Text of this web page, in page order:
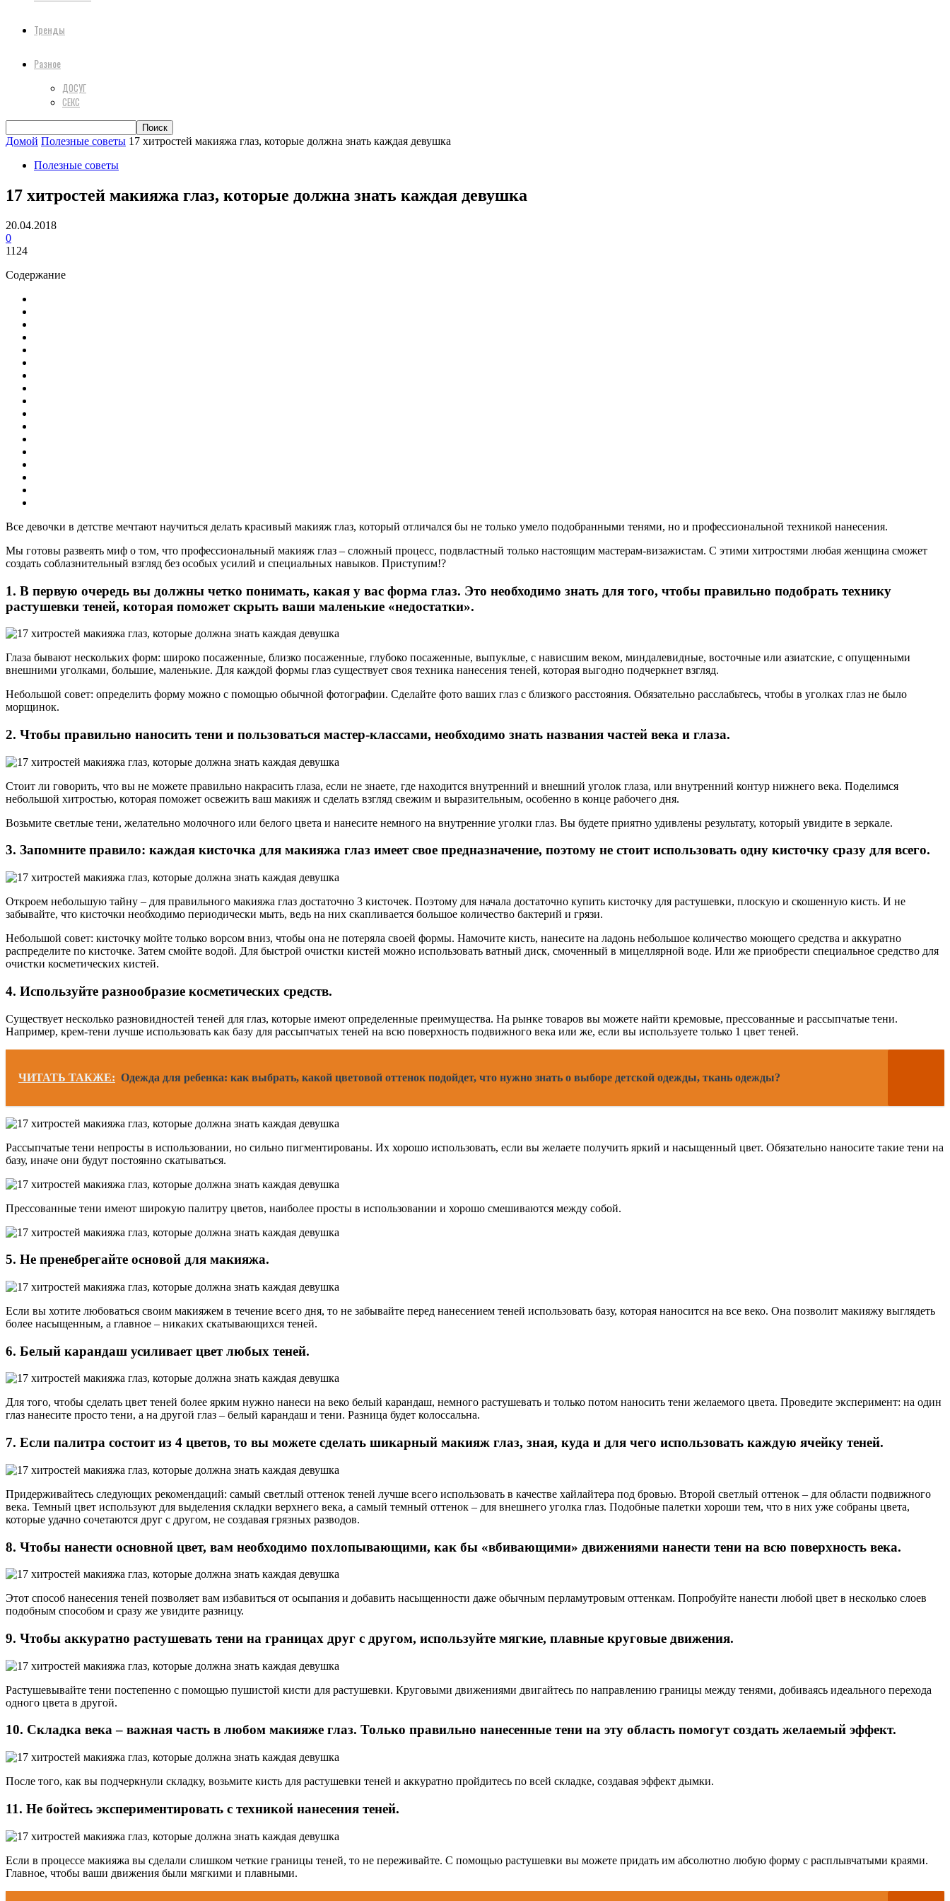
Тренды
Разное
ДОСУГ
СЕКС
Домой Полезные советы 17 хитростей макияжа глаз, которые должна знать каждая девушка
Полезные советы
17 хитростей макияжа глаз, которые должна знать каждая девушка
20.04.2018
0
1124
Содержание
Все девочки в детстве мечтают научиться делать красивый макияж глаз, который отличался бы не только умело подобранными тенями, но и профессиональной техникой нанесения.
Мы готовы развеять миф о том, что профессиональный макияж глаз – сложный процесс, подвластный только настоящим мастерам-визажистам. С этими хитростями любая женщина сможет
создать соблазнительный взгляд без особых усилий и специальных навыков. Приступим!?
1. В первую очередь вы должны четко понимать, какая у вас форма глаз. Это необходимо знать для того, чтобы правильно подобрать технику
растушевки теней, которая поможет скрыть ваши маленькие «недостатки».
Глаза бывают нескольких форм: широко посаженные, близко посаженные, глубоко посаженные, выпуклые, с нависшим веком, миндалевидные, восточные или азиатские, с опущенными
внешними уголками, большие, маленькие. Для каждой формы глаз существует своя техника нанесения теней, которая выгодно подчеркнет взгляд.
Небольшой совет: определить форму можно с помощью обычной фотографии. Сделайте фото ваших глаз с близкого расстояния. Обязательно расслабьтесь, чтобы в уголках глаз не было
морщинок.
2. Чтобы правильно наносить тени и пользоваться мастер-классами, необходимо знать названия частей века и глаза.
Стоит ли говорить, что вы не можете правильно накрасить глаза, если не знаете, где находится внутренний и внешний уголок глаза, или внутренний контур нижнего века. Поделимся
небольшой хитростью, которая поможет освежить ваш макияж и сделать взгляд свежим и выразительным, особенно в конце рабочего дня.
Возьмите светлые тени, желательно молочного или белого цвета и нанесите немного на внутренние уголки глаз. Вы будете приятно удивлены результату, который увидите в зеркале.
3. Запомните правило: каждая кисточка для макияжа глаз имеет свое предназначение, поэтому не стоит использовать одну кисточку сразу для всего.
Откроем небольшую тайну – для правильного макияжа глаз достаточно 3 кисточек. Поэтому для начала достаточно купить кисточку для растушевки, плоскую и скошенную кисть. И не
забывайте, что кисточки необходимо периодически мыть, ведь на них скапливается большое количество бактерий и грязи.
Небольшой совет: кисточку мойте только ворсом вниз, чтобы она не потеряла своей формы. Намочите кисть, нанесите на ладонь небольшое количество моющего средства и аккуратно
распределите по кисточке. Затем смойте водой. Для быстрой очистки кистей можно использовать ватный диск, смоченный в мицеллярной воде. Или же приобрести специальное средство для
очистки косметических кистей.
4. Используйте разнообразие косметических средств.
Существует несколько разновидностей теней для глаз, которые имеют определенные преимущества. На рынке товаров вы можете найти кремовые, прессованные и рассыпчатые тени.
Например, крем-тени лучше использовать как базу для рассыпчатых теней на всю поверхность подвижного века или же, если вы используете только 1 цвет теней.
ЧИТАТЬ ТАКЖЕ: Одежда для ребенка: как выбрать, какой цветовой оттенок подойдет, что нужно знать о выборе детской одежды, ткань одежды?
Рассыпчатые тени непросты в использовании, но сильно пигментированы. Их хорошо использовать, если вы желаете получить яркий и насыщенный цвет. Обязательно наносите такие тени на
базу, иначе они будут постоянно скатываться.
Прессованные тени имеют широкую палитру цветов, наиболее просты в использовании и хорошо смешиваются между собой.
5. Не пренебрегайте основой для макияжа.
Если вы хотите любоваться своим макияжем в течение всего дня, то не забывайте перед нанесением теней использовать базу, которая наносится на все веко. Она позволит макияжу выглядеть
более насыщенным, а главное – никаких скатывающихся теней.
6. Белый карандаш усиливает цвет любых теней.
Для того, чтобы сделать цвет теней более ярким нужно нанеси на веко белый карандаш, немного растушевать и только потом наносить тени желаемого цвета. Проведите эксперимент: на один
глаз нанесите просто тени, а на другой глаз – белый карандаш и тени. Разница будет колоссальна.
7. Если палитра состоит из 4 цветов, то вы можете сделать шикарный макияж глаз, зная, куда и для чего использовать каждую ячейку теней.
Придерживайтесь следующих рекомендаций: самый светлый оттенок теней лучше всего использовать в качестве хайлайтера под бровью. Второй светлый оттенок – для области подвижного
века. Темный цвет используют для выделения складки верхнего века, а самый темный оттенок – для внешнего уголка глаз. Подобные палетки хороши тем, что в них уже собраны цвета,
которые удачно сочетаются друг с другом, не создавая грязных разводов.
8. Чтобы нанести основной цвет, вам необходимо похлопывающими, как бы «вбивающими» движениями нанести тени на всю поверхность века.
Этот способ нанесения теней позволяет вам избавиться от осыпания и добавить насыщенности даже обычным перламутровым оттенкам. Попробуйте нанести любой цвет в несколько слоев
подобным способом и сразу же увидите разницу.
9. Чтобы аккуратно растушевать тени на границах друг с другом, используйте мягкие, плавные круговые движения.
Растушевывайте тени постепенно с помощью пушистой кисти для растушевки. Круговыми движениями двигайтесь по направлению границы между тенями, добиваясь идеального перехода
одного цвета в другой.
10. Складка века – важная часть в любом макияже глаз. Только правильно нанесенные тени на эту область помогут создать желаемый эффект.
После того, как вы подчеркнули складку, возьмите кисть для растушевки теней и аккуратно пройдитесь по всей складке, создавая эффект дымки.
11. Не бойтесь экспериментировать с техникой нанесения теней.
Если в процессе макияжа вы сделали слишком четкие границы теней, то не переживайте. С помощью растушевки вы можете придать им абсолютно любую форму с расплывчатыми краями.
Главное, чтобы ваши движения были мягкими и плавными.